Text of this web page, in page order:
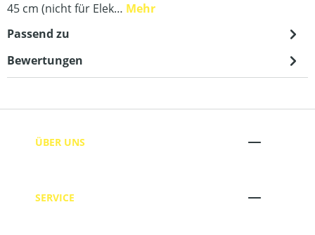
45 cm (nicht für Elek… Mehr
Passend zu
Bewertungen
ÜBER UNS
SERVICE